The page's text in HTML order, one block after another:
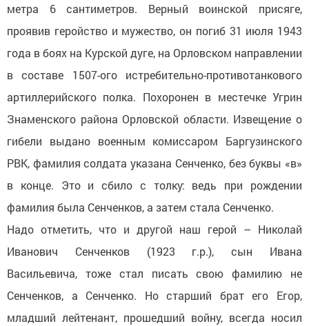
метра 6 сантиметров. Верный воинской присяге,
проявив геройство и мужество, он погиб 31 июля 1943
года в боях на Курской дуге, на Орловском направлении
в составе 1507-ого истребительно-противотанкового
артиллерийского полка. Похоронен в местечке Угрин
Знаменского района Орловской области. Извещение о
гибели выдано военным комиссаром Баргузинского
РВК, фамилия солдата указана Сенченко, без буквы «в»
в конце. Это и сбило с толку: ведь при рождении
фамилия была Сенченков, а затем стала Сенченко.
Надо отметить, что и другой наш герой – Николай
Иванович Сенченков (1923 г.р.), сын Ивана
Васильевича, тоже стал писать свою фамилию не
Сенченков, а Сенченко. Но старший брат его Егор,
младший лейтенант, прошедший войну, всегда носил